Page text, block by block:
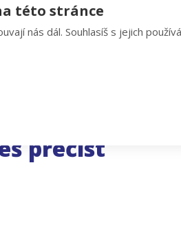
přečíst
této stránce
nás dál. Souhlasíš s jejich